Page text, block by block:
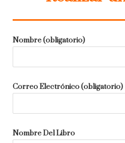
Nombre (obligatorio)
Correo Electrónico (obligatorio)
Nombre Del Libro